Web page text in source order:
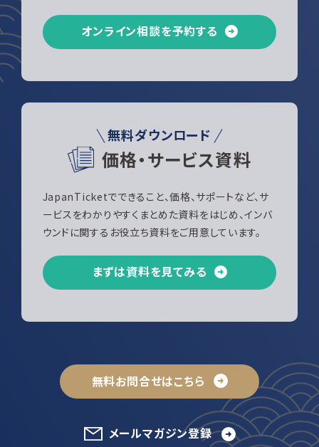
オンライン相談を予約する
無料ダウンロード
価格・サービス資料
JapanTicketでできること、価格、サポートなど、サ
ービスをわかりやすくまとめた資料をはじめ、インバ
ウンドに関するお役立ち資料をご用意しています。
まずは資料を見てみる
無料お問合せはこちら
メールマガジン登録